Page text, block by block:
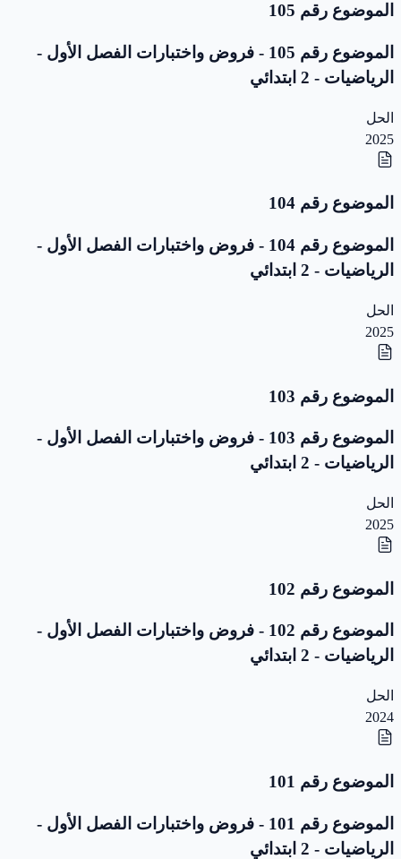
الموضوع رقم 105
الموضوع رقم 105 - فروض واختبارات الفصل الأول -
الرياضيات - 2 ابتدائي
الحل
2025
الموضوع رقم 104
الموضوع رقم 104 - فروض واختبارات الفصل الأول -
الرياضيات - 2 ابتدائي
الحل
2025
الموضوع رقم 103
الموضوع رقم 103 - فروض واختبارات الفصل الأول -
الرياضيات - 2 ابتدائي
الحل
2025
الموضوع رقم 102
الموضوع رقم 102 - فروض واختبارات الفصل الأول -
الرياضيات - 2 ابتدائي
الحل
2024
الموضوع رقم 101
الموضوع رقم 101 - فروض واختبارات الفصل الأول -
الرياضيات - 2 ابتدائي